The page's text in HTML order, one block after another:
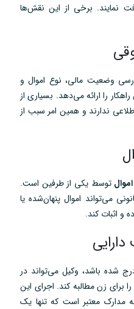
نمایند. برخی از این نقش‌ها
وضعیت مالی، نوع اموال و
را ارائه می‌دهد. بسیاری از
ندارند و همین امر سبب از
توسط یکی از طرفین است.
می‌تواند اموال پنهان‌شده یا
و اثبات کند.
شده باشد، وکیل می‌تواند در
برای زن مطالبه کند. اجرای این
مدارک معتبر است که تنها یک